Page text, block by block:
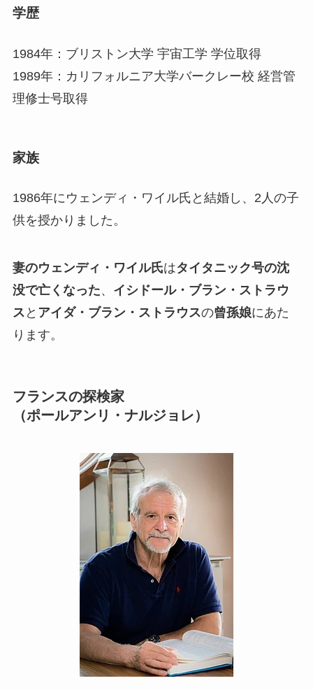
学歴
1984年：ブリストン大学 宇宙工学 学位取得
1989年：カリフォルニア大学バークレー校 経営管
理修士号取得
家族
1986年にウェンディ・ワイル氏と結婚し、2人の子
供を授かりました。
妻のウェンディ・ワイル氏はタイタニック号の沈
没で亡くなった、 イシドール・ブラン・ストラウ
ス と アイダ・ブラン・ストラウスの曾孫娘にあた
ります。
フランスの探検家
（ポールアンリ・ナルジョレ）